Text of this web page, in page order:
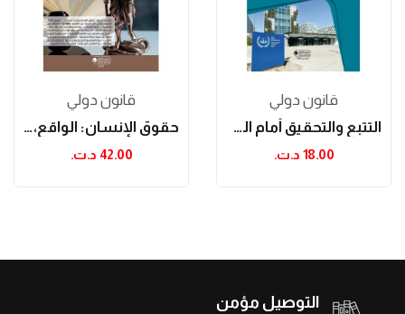
قانون دولي
حقوق الإنسان: الواقع، النصوص وفقه القضاء
42.00 د.ت.‏
قانون دولي
التتبع والتحقيق أمام المحكمة الجنائية الدولية
18.00 د.ت.‏
التوصيل مؤمن